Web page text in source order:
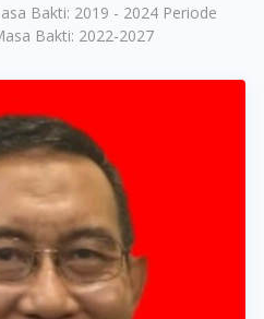
Bakti: 2019 - 2024 Periode
Bakti: 2022-2027